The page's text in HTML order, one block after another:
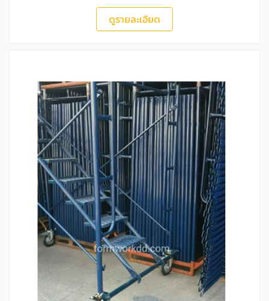
ดูรายละเอียด